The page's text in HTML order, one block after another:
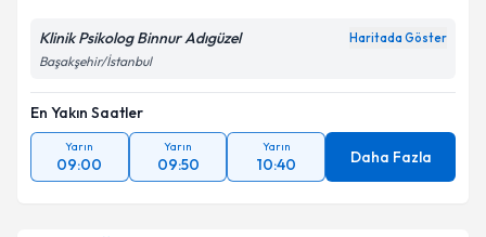
Klinik Psikolog Binnur Adıgüzel Haritada Göster
Başakşehir/İstanbul
En Yakın Saatler
Yarın
09:00
Yarın
09:50
Yarın
10:40 Daha Fazla